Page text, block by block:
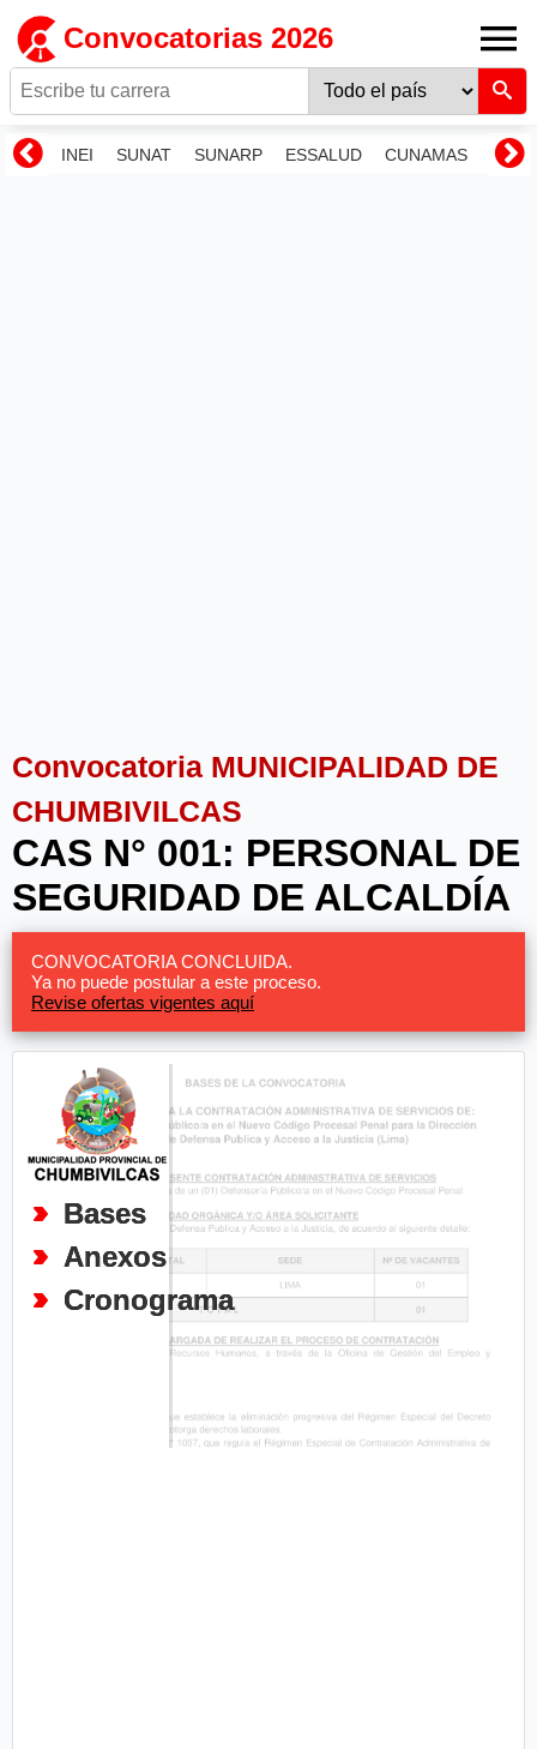
Convocatorias 2026
INEI SUNAT SUNARP ESSALUD CUNAMAS
Convocatoria MUNICIPALIDAD DE
CHUMBIVILCAS
CAS N° 001: PERSONAL DE
SEGURIDAD DE ALCALDÍA
CONVOCATORIA CONCLUIDA.
Ya no puede postular a este proceso.
Revise ofertas vigentes aquí
Bases
Anexos
Cronograma